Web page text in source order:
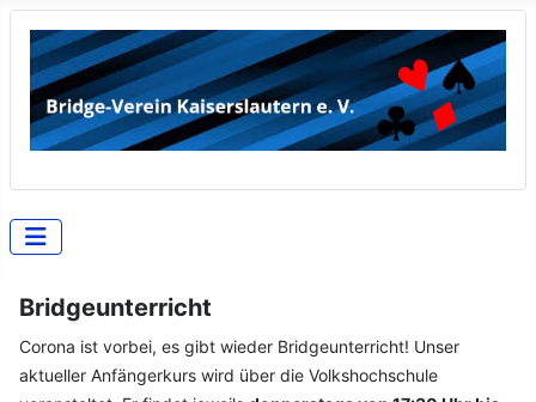
Bridgeunterricht
Corona ist vorbei, es gibt wieder Bridgeunterricht! Unser
aktueller Anfängerkurs wird über die Volkshochschule